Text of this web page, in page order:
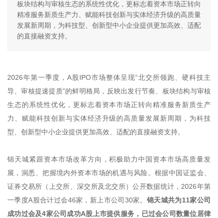
板块结构与审核生态的系统性优化，更标志着资本市场正转向
精准服务新质生产力、赋能科技创新与实体经济升级的高质量
发展新周期，为科技型、创新型中小企业提供更加高效、适配
的直接融资支持。
2026年第一季度，A股IPO市场整体呈现“北交所领跑、硬科技主
导、审核提速提质”的鲜明格局，反映出发行节奏、板块结构与审核
生态的系统性优化，更标志着资本市场正转向精准服务新质生产
力、赋能科技创新与实体经济升级的高质量发展新周期，为科技
型、创新型中小企业提供更加高效、适配的直接融资支持。
锦天城紧跟资本市场改革方向，积极助力中国资本市场高质量发
展，洞悉、把握境内外资本市场的机遇与风险。根据中国证监会、
证券交易所（上交所、深交所及北交所）公开数据统计，2026年第
一季度A股合计过会46家，新上市公司30家。 锦天城共为11家公司
成功过会及4家公司成功A股上市提供服务，已过会公司数量位居律